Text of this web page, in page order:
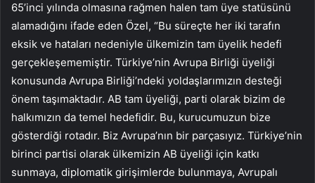
65’inci yılında olmasına rağmen halen tam üye statüsünü
alamadığını ifade eden Özel, “Bu süreçte her iki tarafın
eksik ve hataları nedeniyle ülkemizin tam üyelik hedefi
gerçekleşememiştir. Türkiye’nin Avrupa Birliği üyeliği
konusunda Avrupa Birliği’ndeki yoldaşlarımızın desteği
önem taşımaktadır. AB tam üyeliği, parti olarak bizim de
halkımızın da temel hedefidir. Bu, kurucumuzun bize
gösterdiği rotadır. Biz Avrupa’nın bir parçasıyız. Türkiye’nin
birinci partisi olarak ülkemizin AB üyeliği için katkı
sunmaya, diplomatik girişimlerde bulunmaya, Avrupalı